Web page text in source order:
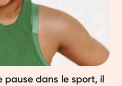
pause dans le sport, il